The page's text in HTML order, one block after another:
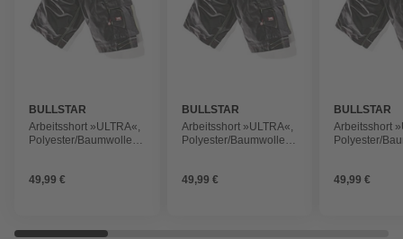
BULLSTAR
Arbeitsshort »ULTRA«,
Polyester/Baumwolle,
49,99 €
BULLSTAR
Arbeitsshort »ULTRA«,
Polyester/Baumwolle,
49,99 €
BULLSTAR
Arbeitsshort
Polyester/
49,99 €